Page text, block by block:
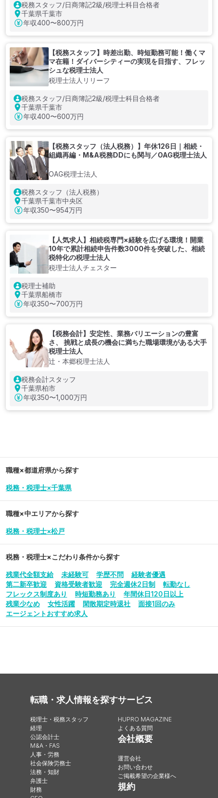
税務スタッフ/日商簿記2級/税理士科目合格者
千葉県千葉市
年収400〜800万円
【税務スタッフ】時差出勤、時短勤務可能！働くマ
マ在籍！ダイバーシティーの実現を目指す、フレッ
シュな税理士法人
税理士法人リリーフ
税務スタッフ/日商簿記2級/税理士科目合格者
千葉県千葉市
年収400〜600万円
【税務スタッフ（法人税務）】年休126日｜相続・
組織再編・M&A税務DDにも関与／OAG税理士法人
OAG税理士法人
税務スタッフ（法人税務）
千葉県千葉市中央区
年収350〜954万円
【人気求人】相続税専門×経験を広げる環境！開業
10年で累計相続申告件数3000件を突破した、相続
税特化の税理士法人
税理士法人チェスター
税理士補助
千葉県船橋市
年収350〜700万円
【税務会計】安定性、業務バリエーションの豊富
さ、 挑戦と成長の機会に満ちた職場環境がある大手
税理士法人
辻・本郷税理士法人
税務会計スタッフ
千葉県柏市
年収350〜1,000万円
職種×都道府県から探す
税務・税理士×千葉県
職種×中エリアから探す
税務・税理士×松戸
税務・税理士×こだわり条件から探す
残業代全額支給 未経験可 学歴不問
経験者優遇
第二新卒歓迎
資格受験者歓迎 完全週休2日制
転勤なし
フレックス制度あり
時短勤務あり
年間休日120日以上
残業少なめ
女性活躍 閑散期定時退社
面接1回のみ
エージェントおすすめ求人
転職・求人情報を探す
税理士・税務スタッフ
経理
公認会計士
M&A・FAS
人事・労務
社会保険労務士
法務・知財
弁護士
財務
サービス
HUPRO MAGAZINE
よくある質問
会社概要
運営会社
お問い合わせ
ご掲載希望の企業様へ
規約